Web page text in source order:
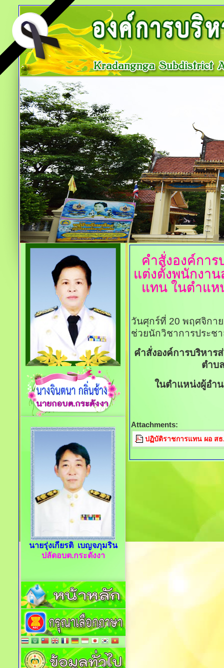
คำสั่งองค์การ
แต่งตั้งพนักงา
แทน ในตำแห
วันศุกร์ที่ 20 พฤศจิกา
ช่วยนักวิชาการประช
คำสั่งองค์การบริหาร
ตำบ
ในตำแหน่งผู้อำ
Attachments:
ปฏิบัติราชการแทน ผอ ส
นายรุ่งเกียรติ เบญจภุมริน
ปลัดอบต.กระดังงา